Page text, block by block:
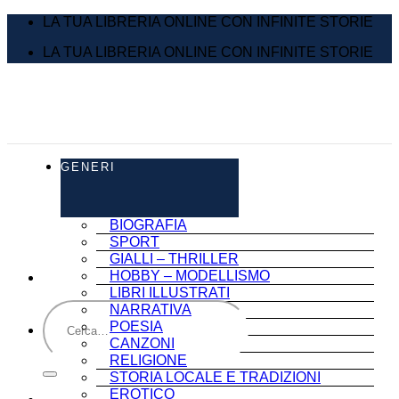
Salta
contenuti
LA TUA LIBRERIA ONLINE CON INFINITE STORIE
LA TUA LIBRERIA ONLINE CON INFINITE STORIE
Cerca:
GENERI
BIOGRAFIA
SPORT
GIALLI – THRILLER
HOBBY – MODELLISMO
LIBRI ILLUSTRATI
NARRATIVA
POESIA
CANZONI
RELIGIONE
STORIA LOCALE E TRADIZIONI
EROTICO